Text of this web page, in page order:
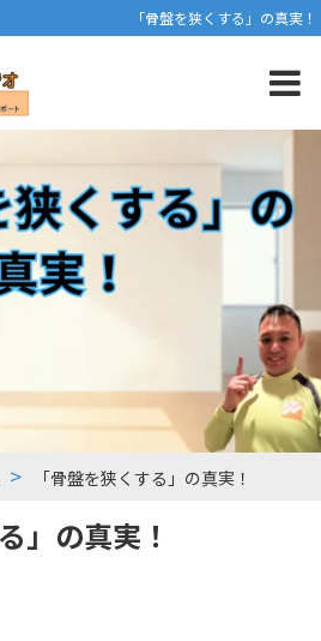
「骨盤を狭くする」の真実！
」の真実！
「骨盤を狭くする」の真実！